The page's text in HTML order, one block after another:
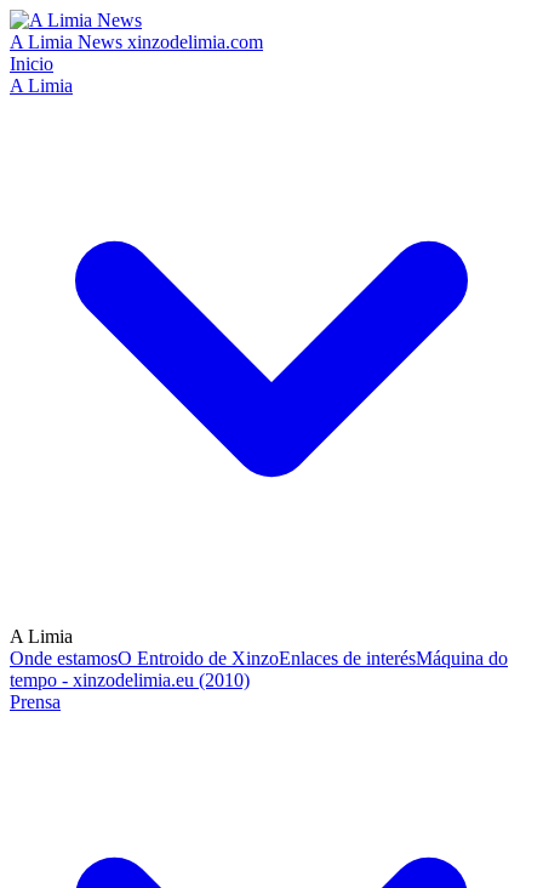
A Limia News xinzodelimia.com
Inicio
A Limia
A Limia
Onde estamosO Entroido de XinzoEnlaces de interésMáquina do
tempo - xinzodelimia.eu (2010)
Prensa